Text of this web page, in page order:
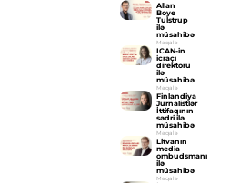
Allan
Boye
Tulstrup
ilə
müsahibə
Məqalə
ICAN-in
icraçı
direktoru
ilə
müsahibə
Məqalə
Finlandiya
Jurnalistlər
İttifaqının
sədri ilə
müsahibə
Məqalə
Litvanın
media
ombudsmanı
ilə
müsahibə
Məqalə